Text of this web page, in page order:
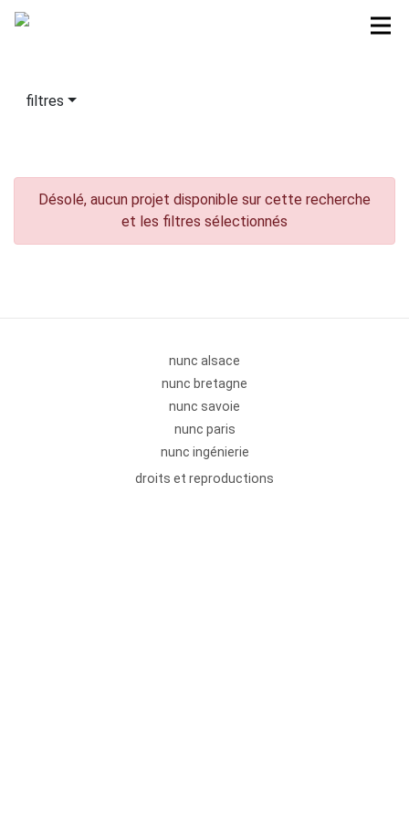
filtres
Désolé, aucun projet disponible sur cette recherche
et les filtres sélectionnés
nunc alsace
nunc bretagne
nunc savoie
nunc paris
nunc ingénierie
droits et reproductions